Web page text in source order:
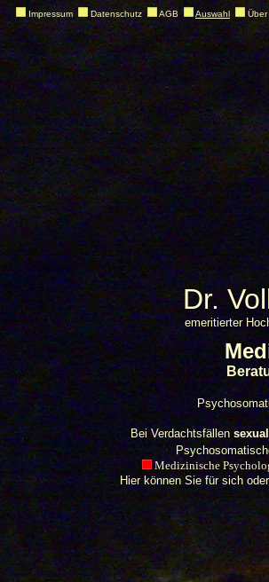
Impressum Datenschutz AGB Auswahl
Dr.
emeritierter
Bei Verdachtsfällen
Medizinische
Hier können Sie für sich